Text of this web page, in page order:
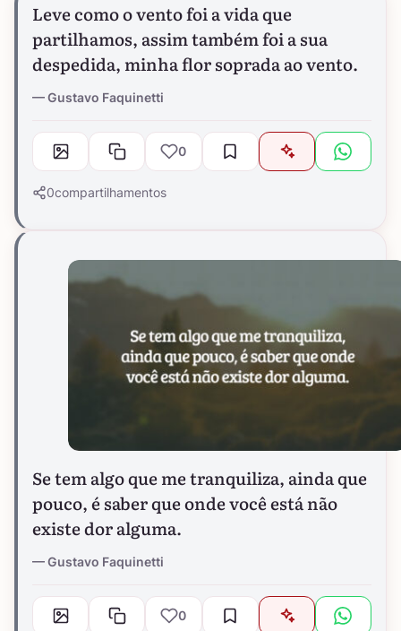
Leve como o vento foi a vida que
partilhamos, assim também foi a sua
despedida, minha flor soprada ao vento.
Gustavo Faquinetti
0
0compartilhamentos
Se tem algo que me tranquiliza, ainda que
pouco, é saber que onde você está não
existe dor alguma.
Gustavo Faquinetti
0